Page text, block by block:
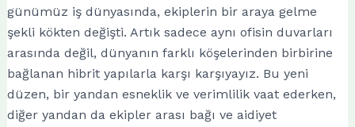
günümüz iş dünyasında, ekiplerin bir araya gelme
şekli kökten değişti. Artık sadece aynı ofisin duvarları
arasında değil, dünyanın farklı köşelerinden birbirine
bağlanan hibrit yapılarla karşı karşıyayız. Bu yeni
düzen, bir yandan esneklik ve verimlilik vaat ederken,
diğer yandan da ekipler arası bağı ve aidiyet